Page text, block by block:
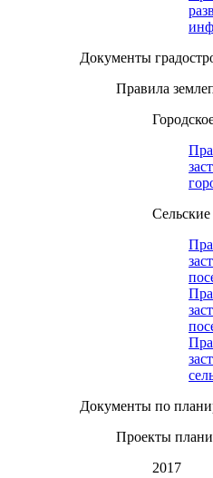
Документы
Правила
Документы по
Проекты
2017